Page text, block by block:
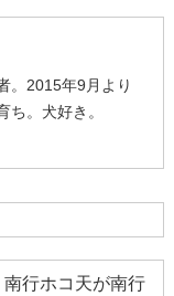
。2015年9月より
ち。犬好き。
行ホコ天が南行